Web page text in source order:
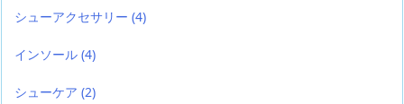
シューアクセサリー (4)
インソール (4)
シューケア (2)